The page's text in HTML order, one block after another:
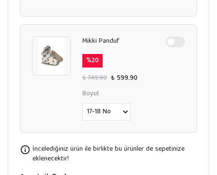
Mikki Panduf
%20
₺ 749.90 ₺ 599.90
Boyut
İncelediğiniz ürün ile birlikte bu ürünler de sepetinize
eklenecektir!